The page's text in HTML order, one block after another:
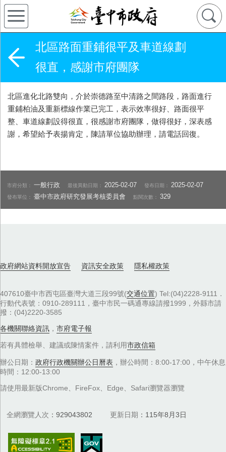
北區路面重鋪很平及車道線劃
很直，感謝市府團隊
北區進化北路雙向，介於崇德路至中清路之間路段，路面進行
重鋪柏油及重新標線作業已完工，表示效率很好、路面很平
整、車道線劃設得很直，很感謝市府團隊，做得很好，深表感
謝，希望給予表揚肯定，陳請單位協助辦理，請電話回復。
市府分類：一般行政 最後異動日期： 2025-02-07 發布日期： 2025-02-07
發布單位：臺中市政府研究發展考核委員會 點閱次數：329
政府網站資料開放宣告 資訊安全政策 隱私權政策
407610臺中市西屯區臺灣大道三段99號(交通位置) Tel:(04)2228-9111．
行動代表號：0910-289111，臺中市民一碼通專線請撥1999，外縣市請
撥：(04)2220-3585
各機關聯絡資訊 ， 市府電子報
若有具體檢舉、建議或陳情案件，請利用市政信箱
辦公日期： 政府行政機關辦公日曆表 ，辦公時間：8:00-17:00，中午休息
時間：12:00-13:00
請使用最新版Chrome、FireFox、Edge、Safari瀏覽器瀏覽
全網瀏覽人次 929043802 更新日期 115年8月3日